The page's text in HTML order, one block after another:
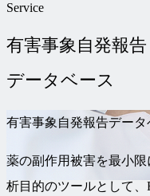
Service
有害事象自発報告
データベース
有害事象自発報告データ
薬の副作用被害を最小
析目的のツールとして